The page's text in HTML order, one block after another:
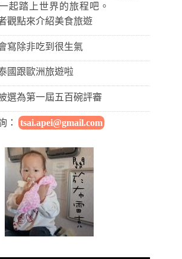
起踏上世界的旅程吧。
觀點來介紹美食旅遊
寫除非吃到很生氣
國跟歐洲旅遊啦
選為第一屆五百碗評審
： tsai.apei@gmail.com